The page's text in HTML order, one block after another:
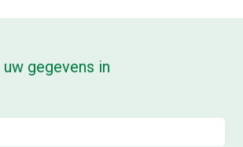
gegevens in